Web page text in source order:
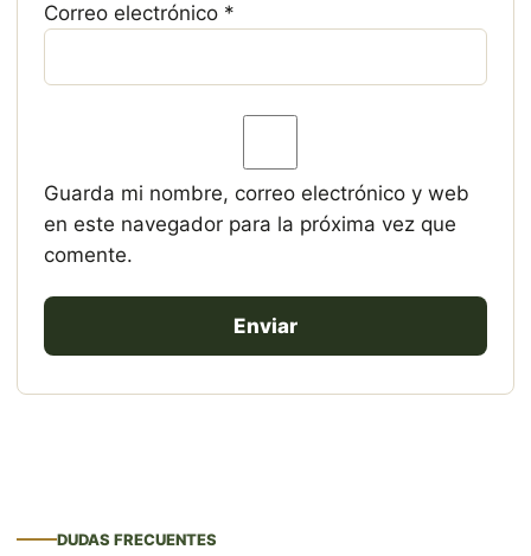
Correo electrónico *
Guarda mi nombre, correo electrónico y web
en este navegador para la próxima vez que
comente.
DUDAS FRECUENTES